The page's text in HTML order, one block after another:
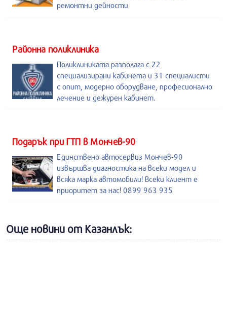
ремонтни дейности
Районна поликлиника
Поликлиниката разполага с 22
специализирани кабинета и 31 специалисти
с опит, модерно оборудване, професионално
лечение и дежурен кабинет.
Подарък при ГТП в Мончев-90
Единствено автосервиз Мончев-90
извършва диагностика на всеки модел и
всяка марка автомобили! Всеки клиент е
приоритет за нас! 0899 963 935
Още новини от Казанлък: